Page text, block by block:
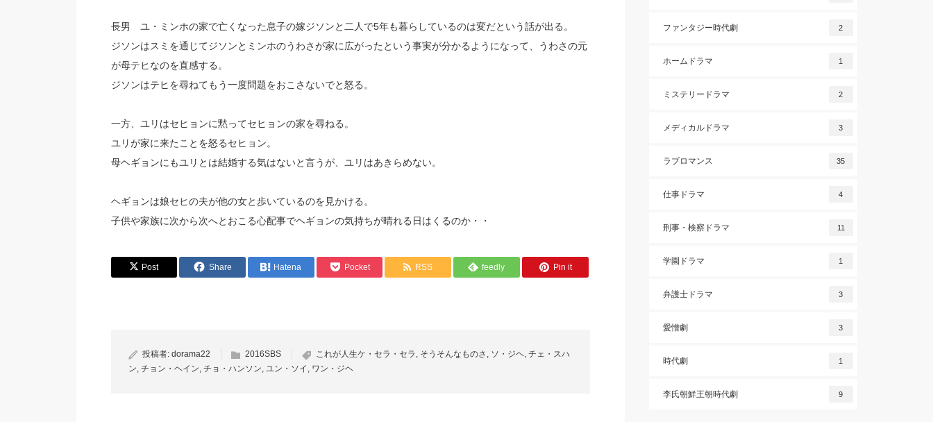
長男 ユ・ミンホの家で亡くなった息子の嫁ジソンと二人で5年も暮らしているのは変だという話が出る。
ジソンはスミを通じてジソンとミンホのうわさが家に広がったという事実が分かるようになって、うわさの元
が母テヒなのを直感する。
ジソンはテヒを尋ねてもう一度問題をおこさないでと怒る。
一方、ユリはセヒョンに黙ってセヒョンの家を尋ねる。
ユリが家に来たことを怒るセヒョン。
母ヘギョンにもユリとは結婚する気はないと言うが、ユリはあきらめない。
ヘギョンは娘セヒの夫が他の女と歩いているのを見かける。
子供や家族に次から次へとおこる心配事でヘギョンの気持ちが晴れる日はくるのか・・
Post Share Hatena Pocket RSS feedly Pin it
投稿者: dorama22 2016SBS これが人生ケ・セラ・セラ , そうそんなものさ , ソ・ジヘ, チェ・スハ
ン, チョン・ヘイン, チョ・ハンソン, ユン・ソイ , ワン・ジヘ
ファンタジー時代劇 2
ホームドラマ 1
ミステリードラマ 2
メディカルドラマ 3
ラブロマンス 35
仕事ドラマ 4
刑事・検察ドラマ 11
学園ドラマ 1
弁護士ドラマ 3
愛憎劇 3
時代劇 1
李氏朝鮮王朝時代劇 9